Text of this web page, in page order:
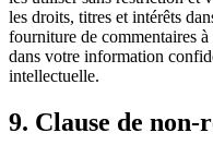
les droits, titres et intérêts
fourniture de commentaires
dans votre information
intellectuelle.
9. Clause de non-